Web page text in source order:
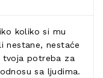
koliko si mu
nestane, nestaće
potreba za
sa ljudima.